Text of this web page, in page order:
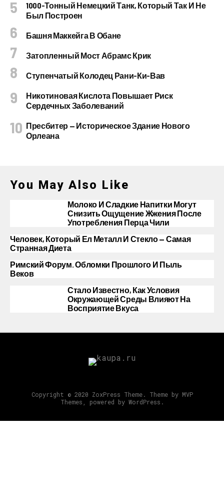
1000-Тонный Немецкий Танк, Который Так И Не
Был Построен
Башня Маккейга В Обане
Затопленный Мост Абрамс Крик
Ступенчатый Колодец Рани-Ки-Вав
Никотиновая Кислота Повышает Риск
Сердечных Заболеваний
Пресбитер — Историческое Здание Нового
Орлеана
You May Also Like
Молоко И Сладкие Напитки Могут
Снизить Ощущение Жжения После
Употребления Перца Чили
Человек, Который Ел Металл И Стекло — Самая
Странная Диета
Римский Форум. Обломки Прошлого И Пыль
Веков
Стало Известно, Как Условия
Окружающей Среды Влияют На
Восприятие Вкуса
Copyright © 2020 ZoxPress Theme. Theme by MVP
Themes, powered by WordPress.